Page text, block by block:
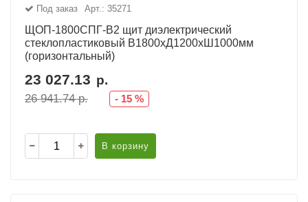
Под заказ Арт.: 35271
ЩОП-1800СПГ-В2 щит диэлектрический
стеклопластиковый В1800хД1200хШ1000мм
(горизонтальный)
23 027.13 р.
26 941.74р. - 15 %
В корзину